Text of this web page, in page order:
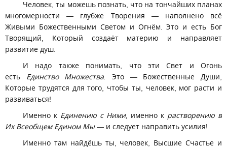
Человек, ты можешь познать, что на тончайших планах
многомерности — глубже Творения — наполнено всё
Живыми Божественными Светом и Огнём. Это и есть Бог
Творящий, Который создаёт материю и направляет
развитие душ.
И надо также понимать, что эти Свет и Огонь
есть Единство Множества.
Это — Божественные Души,
Которые трудятся для того, чтобы ты, человек, мог расти и
развиваться!
Именно к Единению с Ними, именно к растворению в
Их Всеобщем Едином Мы— и следует направить усилия!
Именно там найдёшь ты, человек, Высшие Счастье и